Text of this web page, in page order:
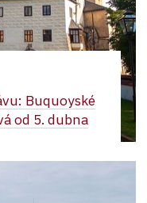
Buquoyské
od 5. dubna